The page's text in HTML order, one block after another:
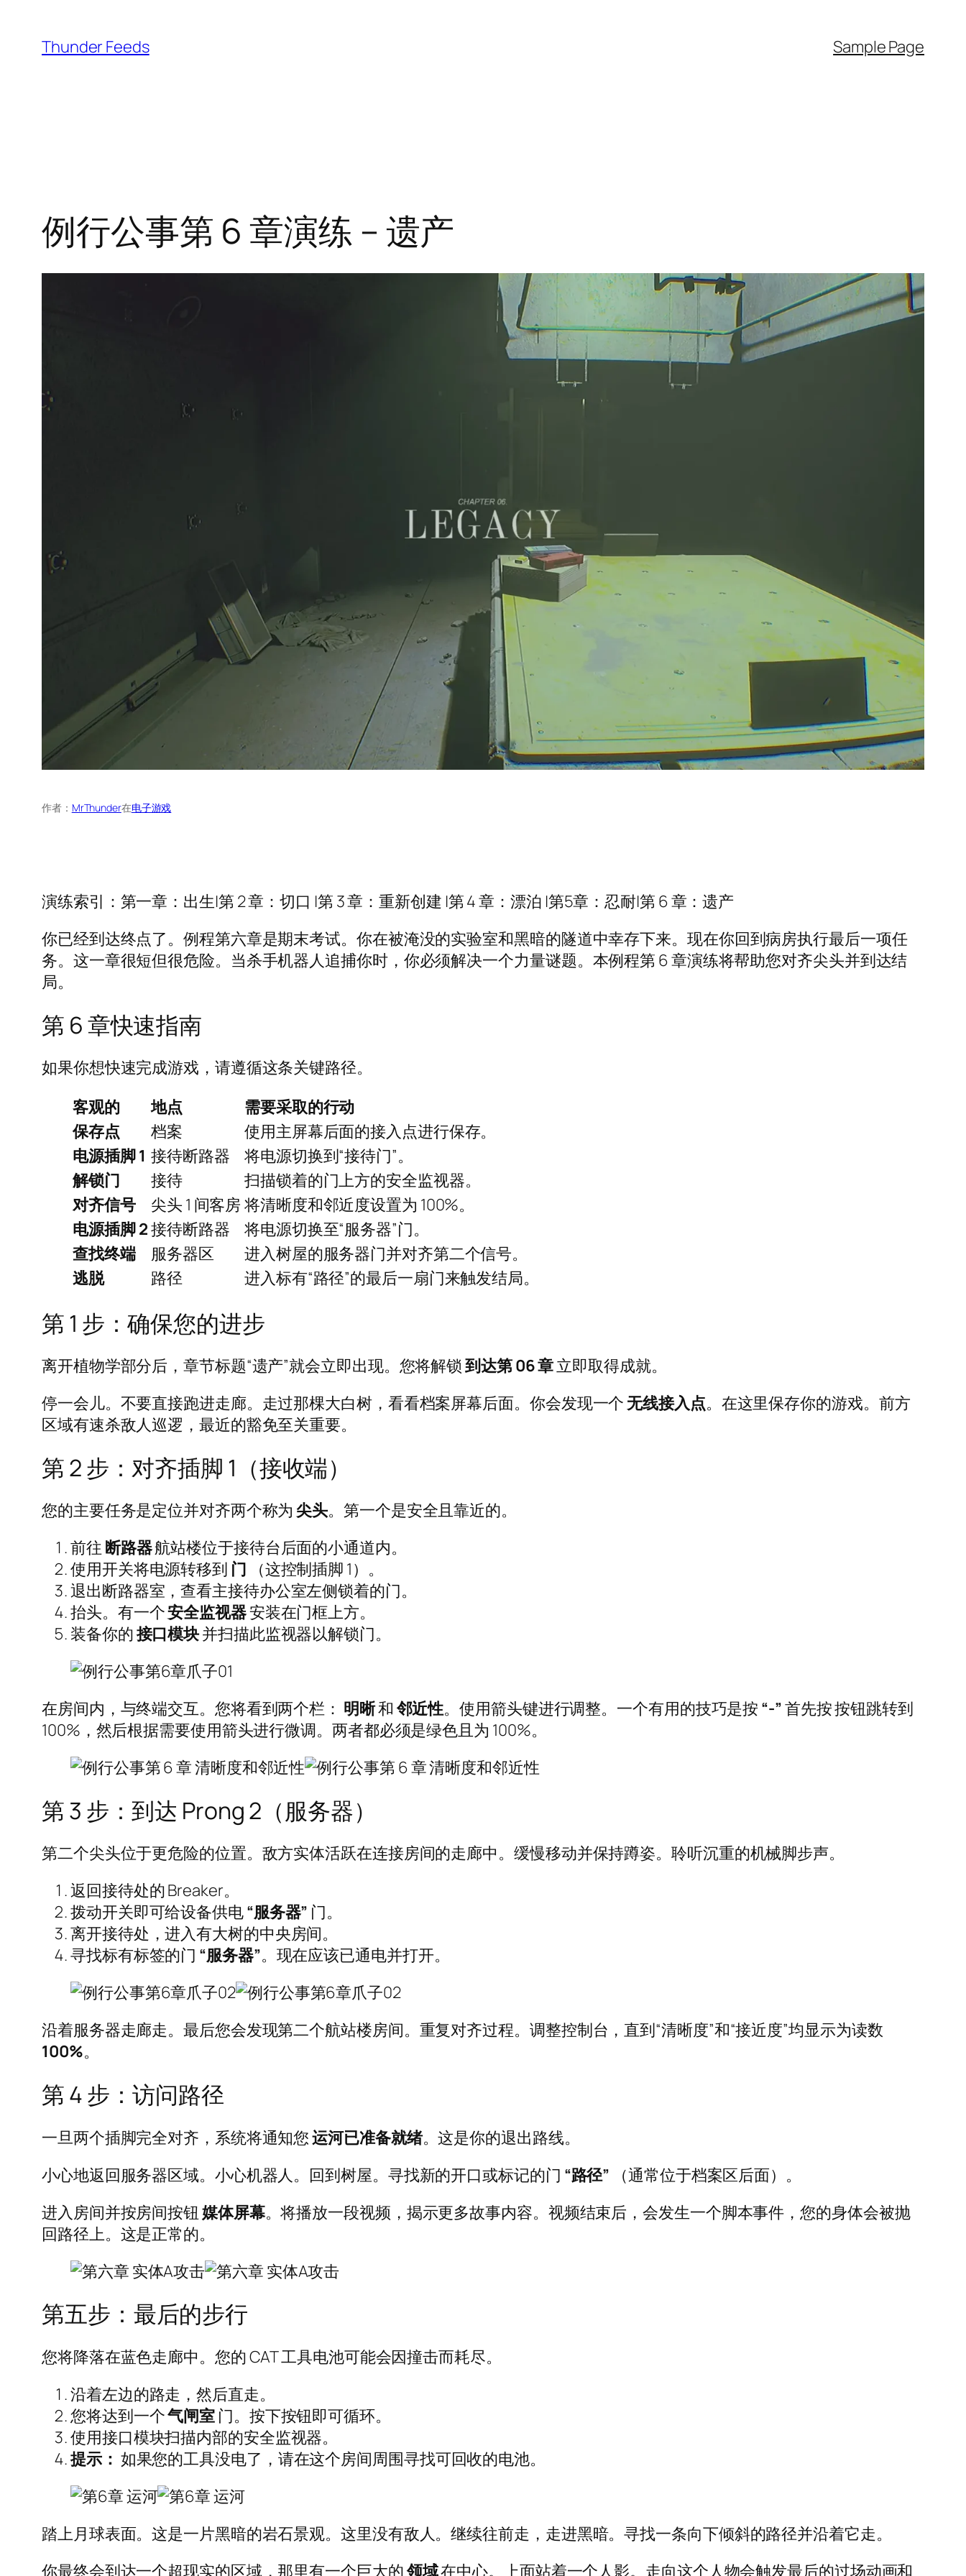
Thunder Feeds Sample Page
例行公事第 6 章演练 – 遗产
作者： MrThunder在电子游戏
演练索引：第一章：出生|第 2 章：切口 |第 3 章：重新创建 |第 4 章：漂泊 |第5章：忍耐|第 6 章：遗产
你已经到达终点了。例程第六章是期末考试。你在被淹没的实验室和黑暗的隧道中幸存下来。现在你回到病房执行最后一项任
务。这一章很短但很危险。当杀手机器人追捕你时，你必须解决一个力量谜题。本例程第 6 章演练将帮助您对齐尖头并到达结
局。
第 6 章快速指南
如果你想快速完成游戏，请遵循这条关键路径。
客观的
地点
需要采取的行动
保存点
档案
使用主屏幕后面的接入点进行保存。
电源插脚 1 接待断路器
将电源切换到“接待门”。
解锁门
接待
扫描锁着的门上方的安全监视器。
对齐信号
尖头 1 间客房 将清晰度和邻近度设置为 100%。
电源插脚 2接待断路器
将电源切换至“服务器”门。
查找终端
服务器区
进入树屋的服务器门并对齐第二个信号。
逃脱
路径 进入标有“路径”的最后一扇门来触发结局。
第 1 步：确保您的进步
离开植物学部分后，章节标题“遗产”就会立即出现。您将解锁到达第 06 章立即取得成就。
停一会儿。不要直接跑进走廊。走过那棵大白树，看看档案屏幕后面。你会发现一个无线接入点。在这里保存你的游戏。前方
区域有速杀敌人巡逻，最近的豁免至关重要。
第 2 步：对齐插脚 1（接收端）
您的主要任务是定位并对齐两个称为尖头。第一个是安全且靠近的。
前往 断路器航站楼位于接待台后面的小通道内。
使用开关将电源转移到 门 （这控制插脚 1）。
退出断路器室，查看主接待办公室左侧锁着的门。
抬头。有一个安全监视器安装在门框上方。
装备你的接口模块并扫描此监视器以解锁门。
在房间内，与终端交互。您将看到两个栏： 明晰和邻近性。使用箭头键进行调整。一个有用的技巧是按 “-”首先按 按钮跳转到
100%，然后根据需要使用箭头进行微调。两者都必须是绿色且为 100%。
第 3 步：到达 Prong 2（服务器）
第二个尖头位于更危险的位置。敌方实体活跃在连接房间的走廊中。缓慢移动并保持蹲姿。聆听沉重的机械脚步声。
返回接待处的 Breaker。
拨动开关即可给设备供电“服务器” 门。
离开接待处，进入有大树的中央房间。
寻找标有标签的门 “服务器”。现在应该已通电并打开。
沿着服务器走廊走。最后您会发现第二个航站楼房间。重复对齐过程。调整控制台，直到“清晰度”和“接近度”均显示为读数
100%。
第 4 步：访问路径
一旦两个插脚完全对齐，系统将通知您运河已准备就绪。这是你的退出路线。
小心地返回服务器区域。小心机器人。回到树屋。寻找新的开口或标记的门 “路径” （通常位于档案区后面）。
进入房间并按房间按钮 媒体屏幕。将播放一段视频，揭示更多故事内容。视频结束后，会发生一个脚本事件，您的身体会被抛
回路径上。这是正常的。
第五步：最后的步行
您将降落在蓝色走廊中。您的 CAT 工具电池可能会因撞击而耗尽。
沿着左边的路走，然后直走。
您将达到一个气闸室 门。按下按钮即可循环。
使用接口模块扫描内部的安全监视器。
提示： 如果您的工具没电了，请在这个房间周围寻找可回收的电池。
踏上月球表面。这是一片黑暗的岩石景观。这里没有敌人。继续往前走，走进黑暗。寻找一条向下倾斜的路径并沿着它走。
你最终会到达一个超现实的区域，那里有一个巨大的领域在中心。上面站着一个人影。走向这个人物会触发最后的过场动画和